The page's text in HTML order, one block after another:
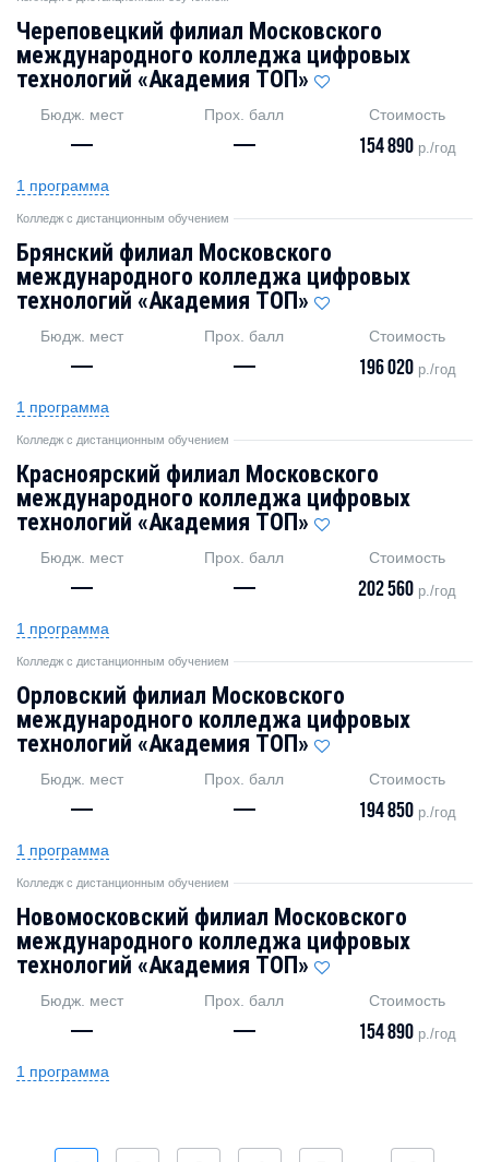
Череповецкий филиал Московского
международного колледжа цифровых
технологий «Академия TOП»
Бюдж. мест
—
Прох. балл
—
Стоимость
154 890 р./год
1 программа
Колледж с дистанционным обучением
Брянский филиал Московского
международного колледжа цифровых
технологий «Академия TOП»
Бюдж. мест
—
Прох. балл
—
Стоимость
196 020 р./год
1 программа
Колледж с дистанционным обучением
Красноярский филиал Московского
международного колледжа цифровых
технологий «Академия ТОП»
Бюдж. мест
—
Прох. балл
—
Стоимость
202 560 р./год
1 программа
Колледж с дистанционным обучением
Орловский филиал Московского
международного колледжа цифровых
технологий «Академия ТОП»
Бюдж. мест
—
Прох. балл
—
Стоимость
194 850 р./год
1 программа
Колледж с дистанционным обучением
Новомосковский филиал Московского
международного колледжа цифровых
технологий «Академия TOП»
Бюдж. мест
—
Прох. балл
—
Стоимость
154 890 р./год
1 программа